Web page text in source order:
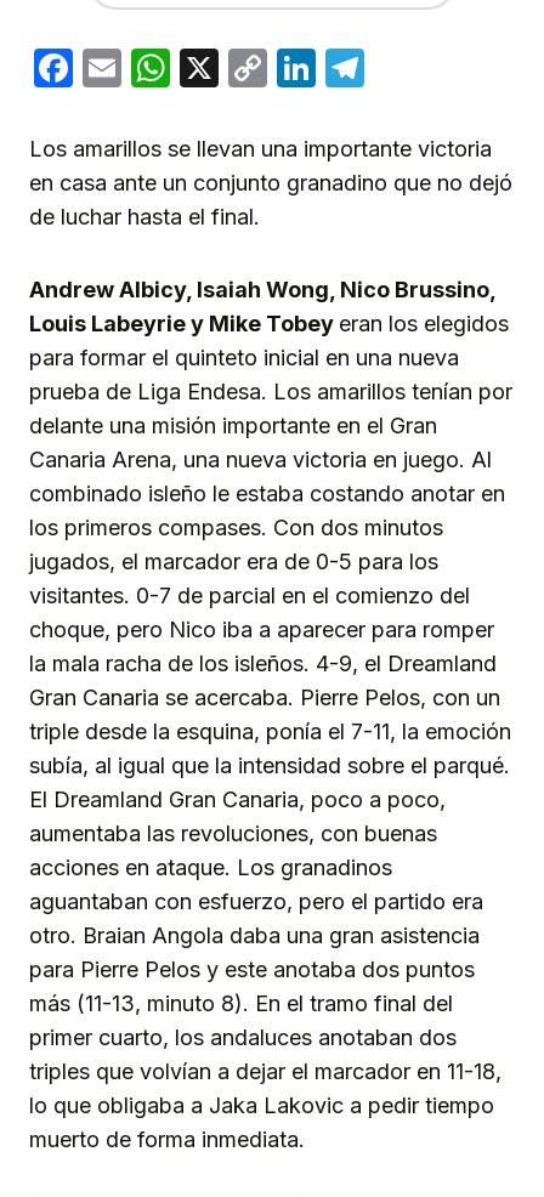
Facebook
EmailWhatsApp
X
CopyLinkedIn
Los amarillos se llevan una importante victoria
en casa ante un conjunto granadino que no dejó
de luchar hasta el final.
Andrew Albicy, Isaiah Wong, Nico Brussino,
Louis Labeyrie y Mike Tobey eran los elegidos
para formar el quinteto inicial en una nueva
prueba de Liga Endesa. Los amarillos tenían por
delante una misión importante en el Gran
Canaria Arena, una nueva victoria en juego. Al
combinado isleño le estaba costando anotar en
los primeros compases. Con dos minutos
jugados, el marcador era de 0-5 para los
visitantes. 0-7 de parcial en el comienzo del
choque, pero Nico iba a aparecer para romper
la mala racha de los isleños. 4-9, el Dreamland
Gran Canaria se acercaba. Pierre Pelos, con un
triple desde la esquina, ponía el 7-11, la emoción
subía, al igual que la intensidad sobre el parqué.
El Dreamland Gran Canaria, poco a poco,
aumentaba las revoluciones, con buenas
acciones en ataque. Los granadinos
aguantaban con esfuerzo, pero el partido era
otro. Braian Angola daba una gran asistencia
para Pierre Pelos y este anotaba dos puntos
más (11-13, minuto 8). En el tramo final del
primer cuarto, los andaluces anotaban dos
triples que volvían a dejar el marcador en 11-18,
lo que obligaba a Jaka Lakovic a pedir tiempo
muerto de forma inmediata.